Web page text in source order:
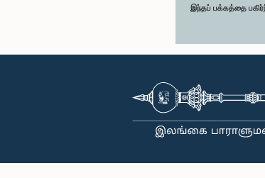
இந்தப் பக்கத்தை